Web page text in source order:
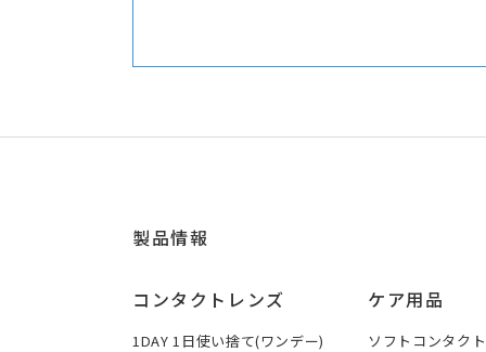
製品情報
コンタクトレンズ
1DAY 1日使い捨て(ワンデー)
ケア用品
ソフトコンタク